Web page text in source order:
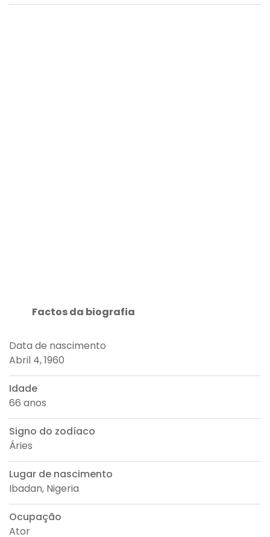
Factos da biografia
Data de nascimento
Abril 4, 1960
Idade
66 anos
Signo do zodíaco
Áries
Lugar de nascimento
Ibadan, Nigeria
Ocupação
Ator